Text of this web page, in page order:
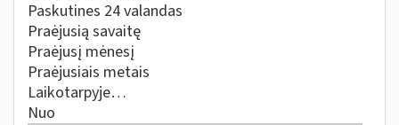
Paskutines 24 valandas
Praėjusią savaitę
Praėjusį mėnesį
Praėjusiais metais
Laikotarpyje…
Nuo